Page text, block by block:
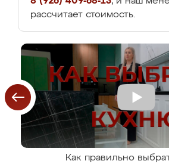
рассчитает стоимость.
Как правильно